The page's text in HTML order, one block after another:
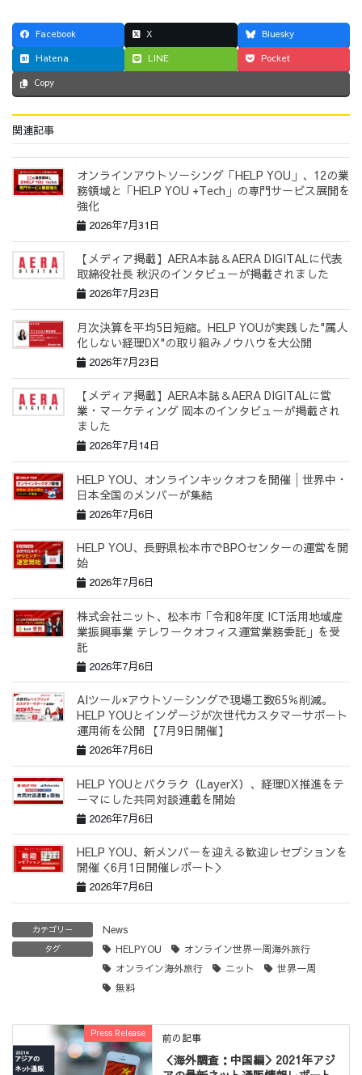
Facebook X
Bluesky
Hatena
LINE Pocket
Copy
関連記事
オンラインアウトソーシング「HELP YOU」、12の業
務領域と「HELP YOU +Tech」の専門サービス展開を
強化
2026年7月31日
【メディア掲載】AERA本誌＆AERA DIGITALに代表
取締役社長 秋沢のインタビューが掲載されました
2026年7月23日
月次決算を平均5日短縮。HELP YOUが実践した"属人
化しない経理DX"の取り組みノウハウを大公開
2026年7月23日
【メディア掲載】AERA本誌＆AERA DIGITALに営
業・マーケティング 岡本のインタビューが掲載され
ました
2026年7月14日
HELP YOU、オンラインキックオフを開催│世界中・
日本全国のメンバーが集結
2026年7月6日
HELP YOU、長野県松本市でBPOセンターの運営を開
始
2026年7月6日
株式会社ニット、松本市「令和8年度 ICT活用地域産
業振興事業 テレワークオフィス運営業務委託」を受
託
2026年7月6日
AIツール×アウトソーシングで現場工数65％削減。
HELP YOUとインゲージが次世代カスタマーサポート
運用術を公開 【7月9日開催】
2026年7月6日
HELP YOUとバクラク（LayerX）、経理DX推進をテ
ーマにした共同対談連載を開始
2026年7月6日
HELP YOU、新メンバーを迎える歓迎レセプションを
開催＜6月1日開催レポート＞
2026年7月6日
カテゴリー News
タグ HELPYOU
オンライン世界一周海外旅行
オンライン海外旅行
ニット
世界一周
無料
Press Release 前の記事
＜海外調査：中国編＞2021年アジ